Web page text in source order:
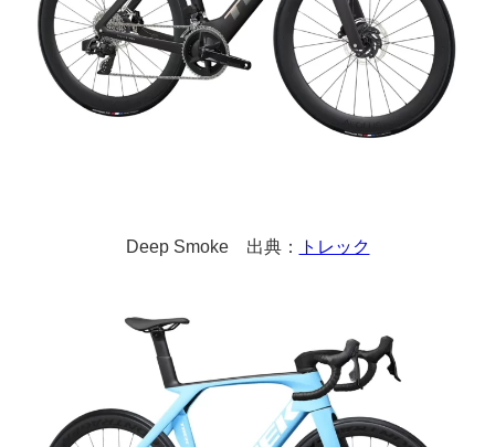
Deep Smoke 出典： トレック